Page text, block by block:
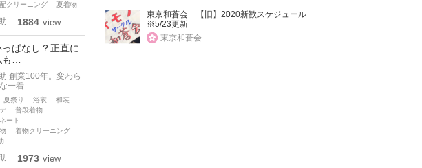
クリーニング 夏着物
1884 view
ぱなし？正直に
…
創業100年。変わら
一着...
夏祭り 浴衣
和装
普段着物
ート
着物クリーニング
1973 view
東京和蒼会 【旧】2020新歓スケジュール
※5/23更新
東京和蒼会